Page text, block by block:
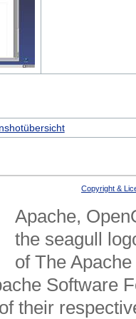
Copyright &
Apache,
the seagull
of The
Software
their